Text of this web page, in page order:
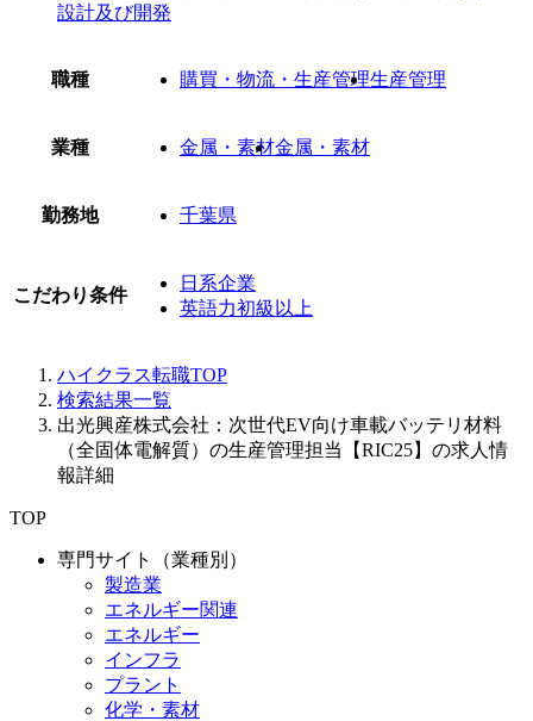
設計及び開発
職種 購買・物流・生産管理生産管理
業種 金属・素材金属・素材
勤務地 千葉県
こだわり条件
日系企業
英語力初級以上
ハイクラス転職TOP
検索結果一覧
出光興産株式会社：次世代EV向け車載バッテリ材料
（全固体電解質）の生産管理担当【RIC25】の求人情
報詳細
TOP
専門サイト（業種別）
製造業
エネルギー関連
エネルギー
インフラ
プラント
化学・素材